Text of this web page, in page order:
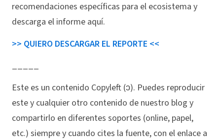
recomendaciones específicas para el ecosistema y
descarga el informe aquí.
>> QUIERO DESCARGAR EL REPORTE <<
_____
Este es un contenido Copyleft (ↄ). Puedes reproducir
este y cualquier otro contenido de nuestro blog y
compartirlo en diferentes soportes (online, papel,
etc.) siempre y cuando cites la fuente, con el enlace a